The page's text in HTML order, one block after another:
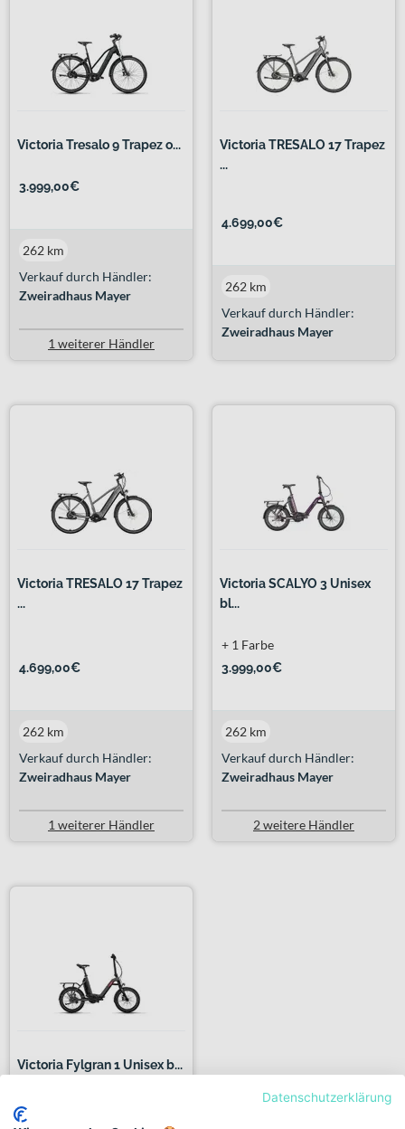
Victoria Tresalo 9 Trapez o...
3.999,00€
Verkauf durch Händler:
Zweiradhaus Mayer
262 km
1 weiterer Händler
Victoria TRESALO 17 Trapez
...
4.699,00€
Verkauf durch Händler:
Zweiradhaus Mayer
262 km
Victoria TRESALO 17 Trapez
...
4.699,00€
Verkauf durch Händler:
Zweiradhaus Mayer
262 km
1 weiterer Händler
Victoria SCALYO 3 Unisex
bl...
3.999,00€
+ 1 Farbe
Verkauf durch Händler:
Zweiradhaus Mayer
262 km
2 weitere Händler
Victoria Fylgran 1 Unisex b...
+ 1 Farbe
Datenschutzerklärung